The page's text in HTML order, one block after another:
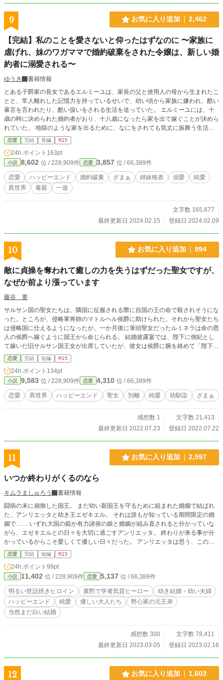
9 お気に入り追加 2,462
【完結】私のことを愛さないと仰ったはずなのに 〜家族に
虐げれ、妹のワガママで婚約破棄をされた令嬢は、新しい婚
約者に溺愛される〜
ゆうき
書籍情報
とある子爵家の長女であるエルミーユは、家長の父と使用人の母から生まれたこ
とと、常人離れした記憶力を持っているせいで、幼い頃から家族に嫌われ、酷い
暴言を言われたり、酷い扱いをされる生活を送っていた。 エルミーユには、十
歳の時に決められた婚約者がおり、十八歳になったら家を出て嫁ぐことが決めら
れていた。 地獄のような家を出るために、なにをされても気丈に振舞う生活を
送り続け、無事に十八歳を迎える。 しかし、まだ婚約者がおらず、エルミーユ
だけ結婚するのが面白くないと思った、ワガママな異母妹の策略で騙されてしま
った婚約者に、婚約破棄を突き付けられてしまう。 突然結婚の話が無くなり、
落胆するエルミーユは、とあるパーティーで伯爵家の若き家長、ブラハルトと出
会う。 社交界では彼の恐ろしい噂が流れており、彼は孤立してしまっていた
が、少し話をしたエルミーユは、彼が噂のような恐ろしい人ではないと気づき、
一緒にいてとても居心地が良いと感じる。 そんなブラハルトと、互いの結婚事
んで婚約を受けるエルミーユに、ブラハルトは思わぬことを口にした。それは、
エルミーユのことは愛さないというものだった。 それでも全然構わないと思
愛されてしまい……？ ⭐︎全56話、最終話まで予約投稿済みです。小説家になろう
様にも投稿しております。2/16女性HOTランキング1位ありがとうございます！
恋愛 完結 長編 R15
24h.ポイント 163pt
小説 8,602 位 / 228,909件 恋愛 3,857 位 / 66,389件
恋愛 ハッピーエンド 婚約破棄 ざまぁ 姉妹格差 溺愛
純愛
異世界
毒親 一途
文字数 165,677
最終更新日 2024.02.15
登録日 2024.02.09
10 お気に入り追加 994
敵に貞操を奪われて癒しの力を失うはずだった聖女ですが、
なぜか前より漲っています
藤谷 要
サルサン国の聖女たちは、隣国に征服される際に自国の王の命で殺されそうにな
った。ところが、侵略軍将帥のマトルヘル侯爵に助けられた。それから聖女たち
は侵略国に仕えるようになったが、一か月後に筆頭聖女だったルミネラは命の恩
人の侯爵へ嫁ぐように国王から命じられる。 結婚披露宴では、陛下に側妃とし
て嫁いだ旧サルサン国王女が出席していたが、彼女は侯爵に腕を絡めて「陛下の
手がつかなかったら一年後に妻にしてほしい」と頼んでいた。しかも、侯爵はそ
の手を振り払いもしない。 聖女は愛のない交わりで神の加護を失うとされてい
るので、当然白い結婚だと思っていたが、初夜に侯爵のメイアスから体の関係を
迫られる。彼は命の恩人だったので、ルミネラはそのまま彼を受け入れた。 侯
爵がかつての恋人に似ていたとはいえ、侯爵と孤児だった彼は全く別人。愛のな
い交わりだったので、当然力を失うと思っていたが、なぜか以前よりも力が漲っ
恋愛 完結 短編 R15
24h.ポイント 134pt
小説 9,583 位 / 228,909件 恋愛 4,310 位 / 66,389件
恋愛 異世界 ハッピーエンド 聖女 別離 純愛 幼馴染 ざまぁ
感想数 1
文字数 21,413
最終更新日 2022.07.23
登録日 2022.07.22
11 お気に入り追加 2,597
いつか終わりがくるのなら
キムラましゅろう
書籍情報
闘病の末に崩御した国王。 まだ幼い新国王を守るために組まれた婚姻で結ばれ
た、アンリエッタと幼き王エゼキエル。 それは誰もが知っている期間限定の婚
姻で…… いずれ大国の姫か有力諸侯の娘と婚姻が組み直されると分かっていな
がら、エゼキエルとの日々を大切に過ごすアンリエッタ。 終わりが来る事が分
かっているからこそ愛しくて優しい日々だった。 アンリエッタは思う、この優
しく不器用な夫が幸せになれるように自分に出来る事、残せるものはなんだろう
かを。 異世界が難病と指定する悪性誤字脱字病患者の執筆するお話です。 毎度
の事ながら、誤字脱字にぶつかるとご自身で「こうかな？」と脳内変換して頂く
可能性があります。 ご了承くださいませ。 完全ご都合主義、作者独自の異世界
感、ノーリアリティノークオリティのお話です。菩薩の如く広いお心でお読みく
ださいませ。 小説家になろうさんでも投稿します。
恋愛 完結 短編 R15
24h.ポイント 99pt
小説 11,402 位 / 228,909件 恋愛 5,137 位 / 66,389件
明るい世話焼きヒロイン 寡黙で学者気質ヒーロー
幼き結婚・幼い夫婦
ハッピーエンド
純愛 優しい大人たち
野心家の元王弟
当然まだ白い結婚
感想数 300
文字数 78,411
最終更新日 2023.03.05
登録日 2023.02.16
12 お気に入り追加 1,603